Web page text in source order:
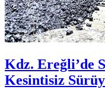
Kdz. Ereğli’de
Kesintisiz